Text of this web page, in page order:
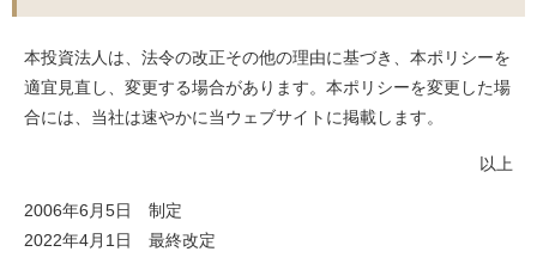
本投資法人は、法令の改正その他の理由に基づき、本ポリシーを
適宜見直し、変更する場合があります。本ポリシーを変更した場
合には、当社は速やかに当ウェブサイトに掲載します。
以上
2006年6月5日 制定
2022年4月1日 最終改定